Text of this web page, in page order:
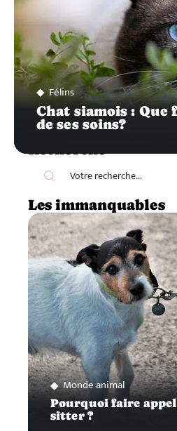
Félins
Chat siamois : Que
de ses soins?
Recherche
Les immanquables
Monde animal
Pourquoi faire
sitter ?